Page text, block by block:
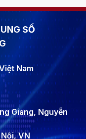
SỐ
Nam
Giang, Nguyễn
VN